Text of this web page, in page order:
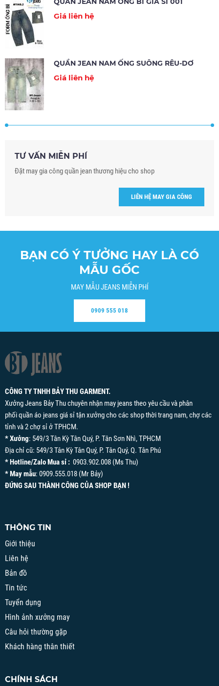
Giá liên hệ
QUẦN JEAN NAM ỐNG SUÔNG RÊU-DƠ
Giá liên hệ
TƯ VẤN MIỄN PHÍ
Đặt may gia công quần jean thương hiệu cho shop
LIÊN HỆ MAY GIA CÔNG
BẠN CÓ Ý TƯỞNG HAY LÀ CÓ
MẪU GỐC
MAY MẪU JEANS MIỄN PHÍ
0909 555 018
CÔNG TY TNHH BẢY THU GARMENT.
Xưởng Jeans Bảy Thu chuyên nhận may jeans theo yêu cầu và phân
phối quần áo jeans giá sỉ tận xưởng cho các shop thời trang nam, chợ các
tỉnh và 2 chợ sỉ ở TPHCM.
* Xưởng: 549/3 Tân Kỳ Tân Quý, P. Tân Sơn Nhì, TPHCM
Địa chỉ cũ: 549/3 Tân Kỳ Tân Quý, P. Tân Quý, Q. Tân Phú
* Hotline/Zalo Mua sỉ : 0903.902.008 (Ms Thu)
* May mẫu: 0909.555.018 (Mr Bảy)
ĐỨNG SAU THÀNH CÔNG CỦA SHOP BẠN !
THÔNG TIN
Giới thiệu
Liên hệ
Bản đồ
Tin tức
Tuyển dụng
Hình ảnh xưởng may
Câu hỏi thường gặp
Khách hàng thân thiết
CHÍNH SÁCH